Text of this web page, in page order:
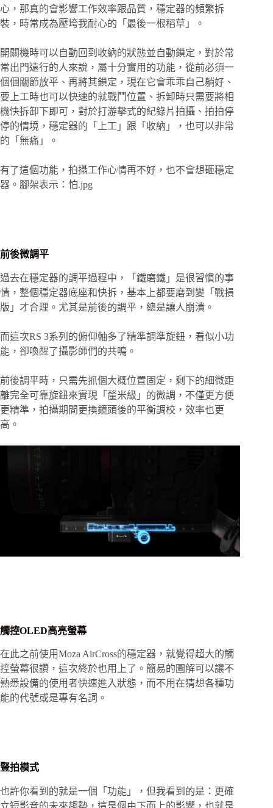
心，那真的會影響工作效率跟品質，穩定器的頻繁拆
裝，時常成為壓垮我耐心的「最後一根稻草」。
開關機時可以自動回到收納的狀態並自動鎖定，對於常
常出門遠行的人來說，屬十分實用的功能，從前必須一
個個關節放平、再將其鎖定，現在它會乖乖自己躺好、
要上工時也可以快速的就戰鬥位置、拆卸時只需要將相
機快拆卸下即可，對於打游擊式的紀錄片拍攝、拍拍停
停的情境，穩定器的「上工」跟「收納」，也可以非常
的「無痛」。
有了這個功能，拍攝工作心情再不好，也不會想砸穩定
器。腳架表示：怕.jpg
前後微調平
過去在穩定器的調平過程中，「鐵磨鐵」是很習慣的事
情，整個穩定器底座和快拆，基本上都要磨到變「戰損
版」才合理。尤其是前後的調平，總是讓人崩潰。
而這次RS 3系列的俯仰軸多了精準調準旋鈕，看似小功
能，卻喚醒了攝影師們的共鳴。
前後調平時，只需先抓個大概位置固定，剩下的細微距
離完全可靠旋鈕來實現「釐米級」的微調，不僅更方便
更精準，拍攝期間更換鏡頭後的平衡調校，效率也更
高。
觸控OLED高亮螢幕
在此之前使用Moza AirCross的穩定器，就覺得超大的觸
控螢幕很讚，這次終於也用上了。簡易的圖解可以讓不
熟悉設備的使用者快速進入狀態，而不用在猜想各種功
能的代號或是專有名詞。
豎拍模式
也許你看到的就是一個「功能」，但我看到的是：更確